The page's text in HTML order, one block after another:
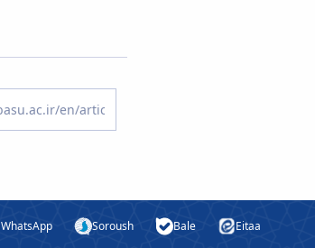
WhatsApp Soroush Bale Eitaa